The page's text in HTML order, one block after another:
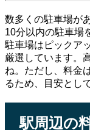
数多くの駐車場が
10分以内の駐車場
駐車場はピックア
厳選しています。
ね。ただし、料金
るため、目安とし
駅周辺の